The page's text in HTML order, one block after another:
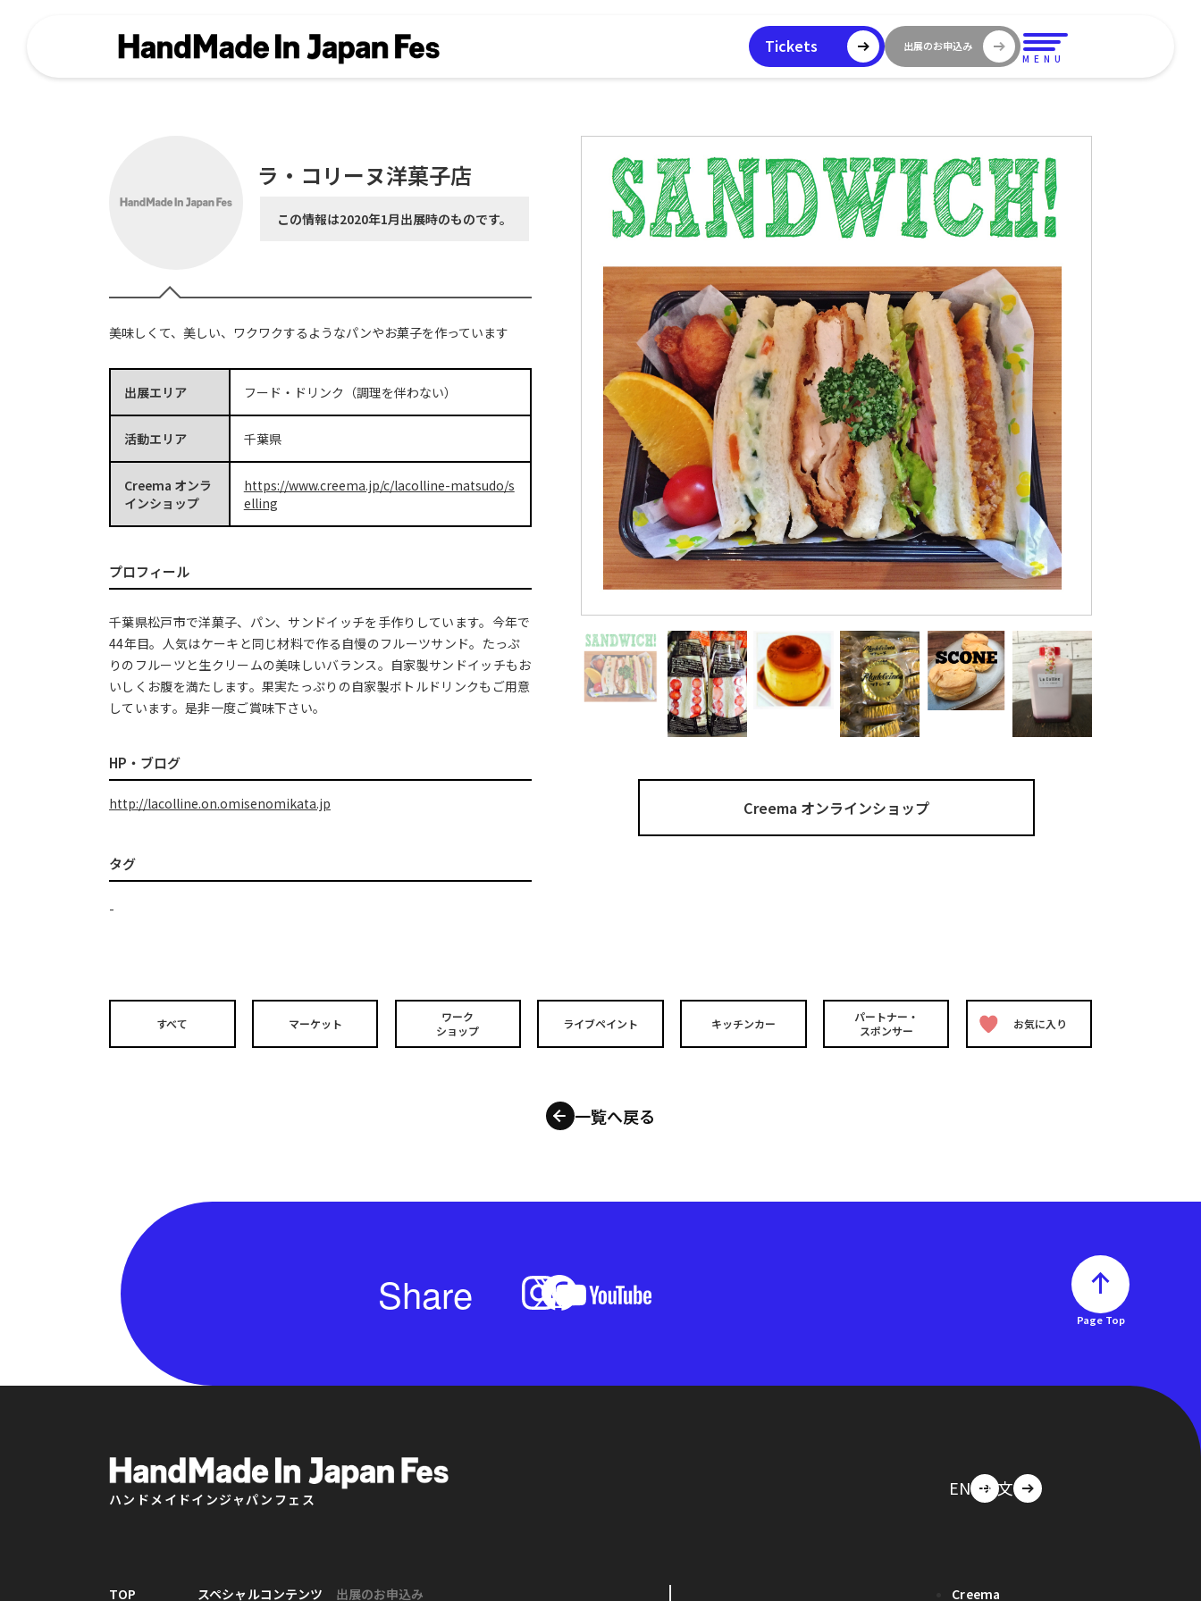
Tickets 出展のお申込み
MENU
ラ・コリーヌ洋菓子店
この情報は2020年1月出展時のものです。
美味しくて、美しい、ワクワクするようなパンやお菓子を作っています
出展エリア フード・ドリンク（調理を伴わない）
活動エリア 千葉県
Creema オンラ
インショップ
https://www.creema.jp/c/lacolline-matsudo/s
elling
プロフィール
千葉県松戸市で洋菓子、パン、サンドイッチを手作りしています。今年で
44年目。人気はケーキと同じ材料で作る自慢のフルーツサンド。たっぷ
りのフルーツと生クリームの美味しいバランス。自家製サンドイッチもお
いしくお腹を満たします。果実たっぷりの自家製ボトルドリンクもご用意
しています。是非一度ご賞味下さい。
HP・ブログ
http://lacolline.on.omisenomikata.jp
タグ
-
Creema オンラインショップ
すべて マーケット
ワーク
ショップ
ライブペイント キッチンカー
パートナー・
スポンサー
お気に入り
一覧へ戻る
Share
Page Top
ハンドメイドインジャパンフェス
EN 中文
TOP スペシャルコンテンツ 出展のお申込み Creema